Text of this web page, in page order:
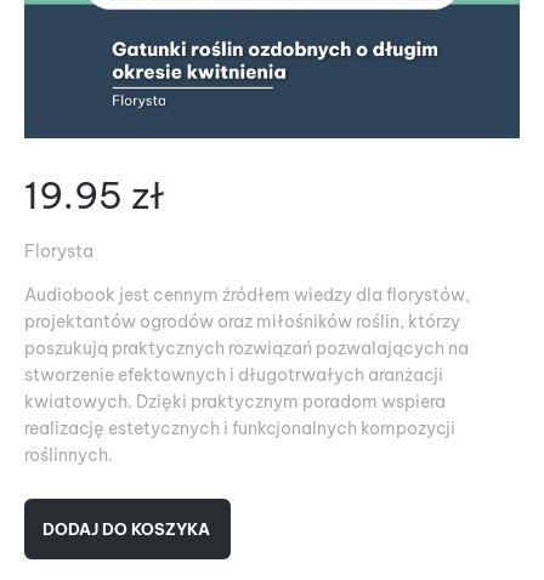
19.95 zł
Florysta
Audiobook jest cennym źródłem wiedzy dla florystów,
projektantów ogrodów oraz miłośników roślin, którzy
poszukują praktycznych rozwiązań pozwalających na
stworzenie efektownych i długotrwałych aranżacji
kwiatowych. Dzięki praktycznym poradom wspiera
realizację estetycznych i funkcjonalnych kompozycji
roślinnych.
DODAJ DO KOSZYKA